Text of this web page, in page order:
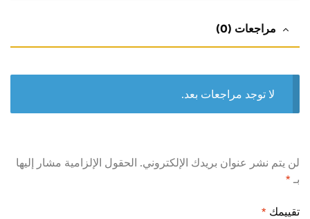
مراجعات (0)
لا توجد مراجعات بعد.
لن يتم نشر عنوان بريدك الإلكتروني. الحقول الإلزامية مشار إليها
بـ *
تقييمك *